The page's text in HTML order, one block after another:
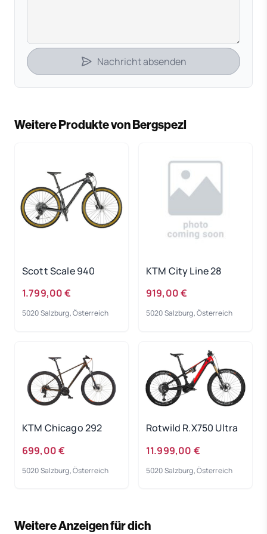
Nachricht absenden
Weitere Produkte von Bergspezl
Scott Scale 940
1.799,00 €
5020 Salzburg, Österreich
KTM City Line 28
919,00 €
5020 Salzburg, Österreich
KTM Chicago 292
699,00 €
5020 Salzburg, Österreich
Rotwild R.X750 Ultra
11.999,00 €
5020 Salzburg, Österreich
Weitere Anzeigen für dich